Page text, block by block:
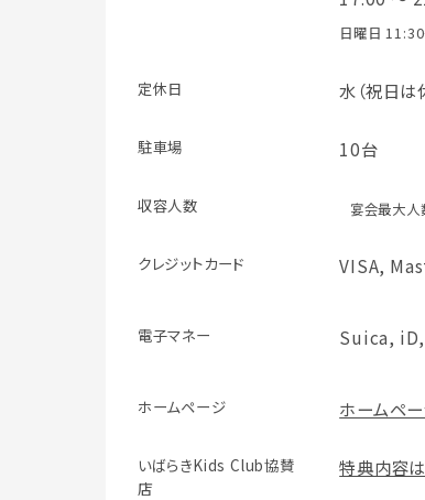
日曜日
定休日 水（祝日は
駐車場 10台
収容人数 宴会最大
クレジットカード VISA,
電子マネー Suica, iD,
ホームページ ホームペ
いばらきKids Club協賛
店
特典内容